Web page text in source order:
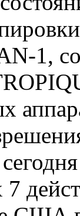
1,